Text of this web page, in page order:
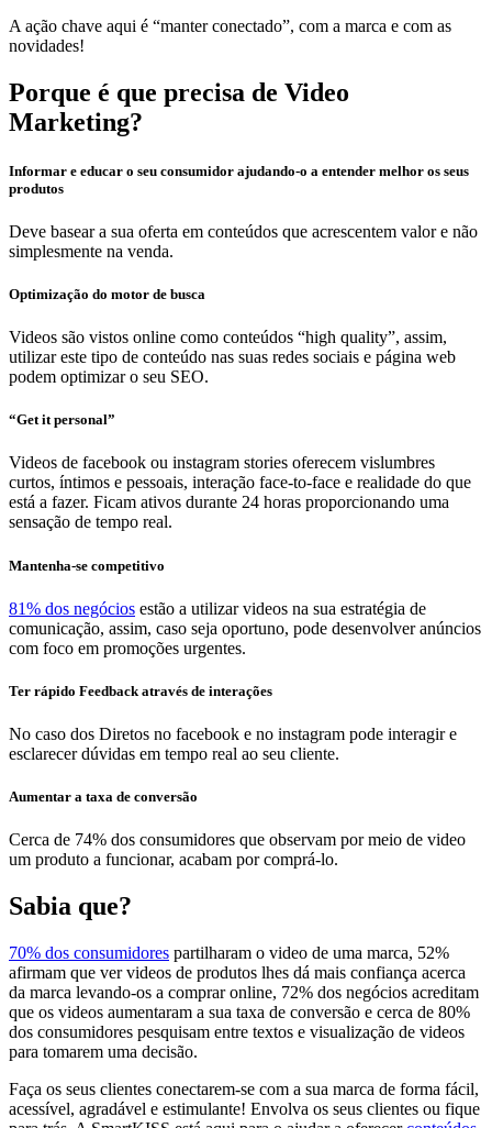
A ação chave aqui é “manter conectado”, com a marca e com as
novidades!
Porque é que precisa de Video
Marketing?
Informar e educar o seu consumidor ajudando-o a entender melhor os seus
produtos
Deve basear a sua oferta em conteúdos que acrescentem valor e não
simplesmente na venda.
Optimização do motor de busca
Videos são vistos online como conteúdos “high quality”, assim,
utilizar este tipo de conteúdo nas suas redes sociais e página web
podem optimizar o seu SEO.
“Get it personal”
Videos de facebook ou instagram stories oferecem vislumbres
curtos, íntimos e pessoais, interação face-to-face e realidade do que
está a fazer. Ficam ativos durante 24 horas proporcionando uma
sensação de tempo real.
Mantenha-se competitivo
81% dos negócios estão a utilizar videos na sua estratégia de
comunicação, assim, caso seja oportuno, pode desenvolver anúncios
com foco em promoções urgentes.
Ter rápido Feedback através de interações
No caso dos Diretos no facebook e no instagram pode interagir e
esclarecer dúvidas em tempo real ao seu cliente.
Aumentar a taxa de conversão
Cerca de 74% dos consumidores que observam por meio de video
um produto a funcionar, acabam por comprá-lo.
Sabia que?
70% dos consumidores partilharam o video de uma marca, 52%
afirmam que ver videos de produtos lhes dá mais confiança acerca
da marca levando-os a comprar online, 72% dos negócios acreditam
que os videos aumentaram a sua taxa de conversão e cerca de 80%
dos consumidores pesquisam entre textos e visualização de videos
para tomarem uma decisão.
Faça os seus clientes conectarem-se com a sua marca de forma fácil,
acessível, agradável e estimulante! Envolva os seus clientes ou fique